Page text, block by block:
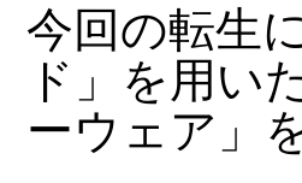
今回の転生
ド」を用い
ーウェア」